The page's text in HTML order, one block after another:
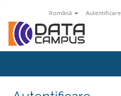
Română Autentificare